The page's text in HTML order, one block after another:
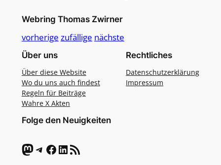
Webring Thomas Zwirner
vorherige zufällige nächste
Über uns
Über diese Website
Wo du uns auch findest
Regeln für Beiträge
Wahre X Akten
Rechtliches
Datenschutzerklärung
Impressum
Folge den Neuigkeiten
Mastodon Telegram Facebook LinkedIn RSS-Feed